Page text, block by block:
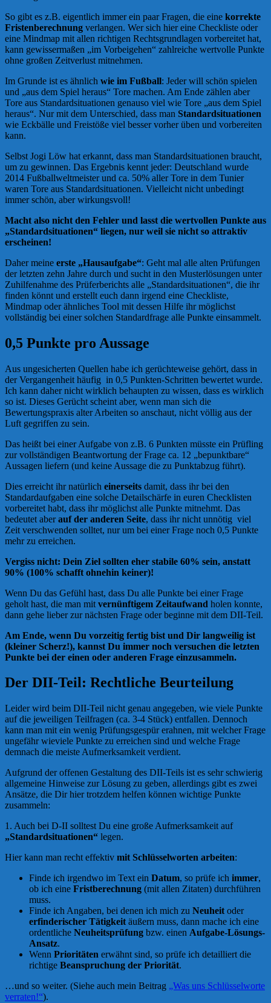
So gibt es z.B. eigentlich immer ein paar Fragen, die eine korrekte
Fristenberechnung verlangen. Wer sich hier eine Checkliste oder
eine Mindmap mit allen richtigen Rechtsgrundlagen vorbereitet hat,
kann gewissermaßen „im Vorbeigehen“ zahlreiche wertvolle Punkte
ohne großen Zeitverlust mitnehmen.
Im Grunde ist es ähnlich wie im Fußball: Jeder will schön spielen
und „aus dem Spiel heraus“ Tore machen. Am Ende zählen aber
Tore aus Standardsituationen genauso viel wie Tore „aus dem Spiel
heraus“. Nur mit dem Unterschied, dass man Standardsituationen
wie Eckbälle und Freistöße viel besser vorher üben und vorbereiten
kann.
Selbst Jogi Löw hat erkannt, dass man Standardsituationen braucht,
um zu gewinnen. Das Ergebnis kennt jeder: Deutschland wurde
2014 Fußballweltmeister und ca. 50% aller Tore in dem Tunier
waren Tore aus Standardsituationen. Vielleicht nicht unbedingt
immer schön, aber wirkungsvoll!
Macht also nicht den Fehler und lasst die wertvollen Punkte aus
„Standardsituationen“ liegen, nur weil sie nicht so attraktiv
erscheinen!
Daher meine erste „Hausaufgabe“: Geht mal alle alten Prüfungen
der letzten zehn Jahre durch und sucht in den Musterlösungen unter
Zuhilfenahme des Prüferberichts alle „Standardsituationen“, die ihr
finden könnt und erstellt euch dann irgend eine Checkliste,
Mindmap oder ähnliches Tool mit dessen Hilfe ihr möglichst
vollständig bei einer solchen Standardfrage alle Punkte einsammelt.
0,5 Punkte pro Aussage
Aus ungesicherten Quellen habe ich gerüchteweise gehört, dass in
der Vergangenheit häufig in 0,5 Punkten-Schritten bewertet wurde.
Ich kann daher nicht wirklich behaupten zu wissen, dass es wirklich
so ist. Dieses Gerücht scheint aber, wenn man sich die
Bewertungspraxis alter Arbeiten so anschaut, nicht völlig aus der
Luft gegriffen zu sein.
Das heißt bei einer Aufgabe von z.B. 6 Punkten müsste ein Prüfling
zur vollständigen Beantwortung der Frage ca. 12 „bepunktbare“
Aussagen liefern (und keine Aussage die zu Punktabzug führt).
Dies erreicht ihr natürlich einerseits damit, dass ihr bei den
Standardaufgaben eine solche Detailschärfe in euren Checklisten
vorbereitet habt, dass ihr möglichst alle Punkte mitnehmt. Das
bedeutet aberauf der anderen Seite, dass ihr nicht unnötig viel
Zeit verschwenden solltet, nur um bei einer Frage noch 0,5 Punkte
mehr zu erreichen.
Vergiss nicht: Dein Ziel sollten eher stabile 60% sein, anstatt
90% (100% schafft ohnehin keiner)!
Wenn Du das Gefühl hast, dass Du alle Punkte bei einer Frage
geholt hast, die man mit vernünftigem Zeitaufwand holen konnte,
dann gehe lieber zur nächsten Frage oder beginne mit dem DII-Teil.
Am Ende, wenn Du vorzeitig fertig bist und Dir langweilig ist
(kleiner Scherz!), kannst Du immer noch versuchen die letzten
Punkte bei der einen oder anderen Frage einzusammeln.
Der DII-Teil: Rechtliche Beurteilung
Leider wird beim DII-Teil nicht genau angegeben, wie viele Punkte
auf die jeweiligen Teilfragen (ca. 3-4 Stück) entfallen. Dennoch
kann man mit ein wenig Prüfungsgespür erahnen, mit welcher Frage
ungefähr wieviele Punkte zu erreichen sind und welche Frage
demnach die meiste Aufmerksamkeit verdient.
Aufgrund der offenen Gestaltung des DII-Teils ist es sehr schwierig
allgemeine Hinweise zur Lösung zu geben, allerdings gibt es zwei
Ansätze, die Dir hier trotzdem helfen können wichtige Punkte
zusammeln:
1. Auch bei D-II solltest Du eine große Aufmerksamkeit auf
„Standardsituationen“ legen.
Hier kann man recht effektiv mit Schlüsselworten arbeiten:
Finde ich irgendwo im Text ein Datum, so prüfe ich immer,
ob ich eine Fristberechnung (mit allen Zitaten) durchführen
muss.
Finde ich Angaben, bei denen ich mich zu Neuheit oder
erfinderischer Tätigkeit äußern muss, dann mache ich eine
ordentliche Neuheitsprüfung bzw. einen Aufgabe-Lösungs-
Ansatz.
Wenn Prioritäten erwähnt sind, so prüfe ich detailliert die
richtige Beanspruchung der Priorität.
…und so weiter. (Siehe auch mein Beitrag „Was uns Schlüsselworte
verraten!“).